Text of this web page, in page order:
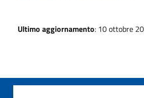
Ultimo aggiornamento: 10 ottobre